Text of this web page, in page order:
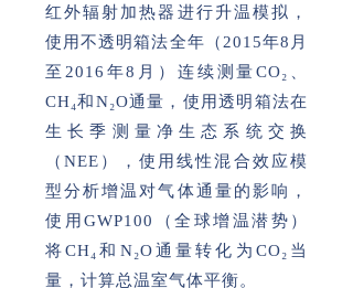
红外辐射加热器进行升温模拟，
使用不透明箱法全年（2015年8月
至2016年8月）连续测量CO₂、
CH₄和N₂O通量，使用透明箱法在
生长季测量净生态系统交换
（NEE），使用线性混合效应模
型分析增温对气体通量的影响，
使用GWP100（全球增温潜势）
将CH₄和N₂O通量转化为CO₂当
量，计算总温室气体平衡。